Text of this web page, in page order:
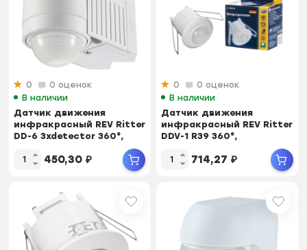
0
0 оценок
В наличии
Датчик движения
инфракрасный REV Ritter
DD-6 3xdetector 360°,
450,30 ₽
0
0 оценок
В наличии
Датчик движения
инфракрасный REV Ritter
DDV-1 R39 360°,
встраиваемый R50, белый
714,27 ₽